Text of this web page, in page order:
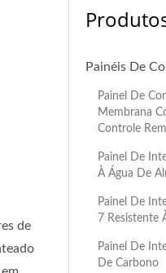
de
Painéis De
Painel De
Membrana
Controle
Painel De
À Água De
Painel De
7 Resistente
Painel De
De Carbono